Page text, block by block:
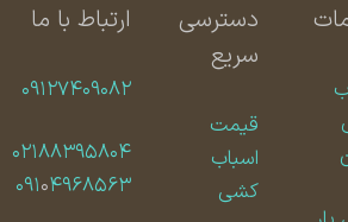
دسترسی
سریع
قیمت
اسباب
کشی
ارتباط با ما
۰۹۱۲۷۴۰۹۰۸۲
۰۲۱۸۸۳۹۵۸۰۴
۰۹۱۰۴۹۶۸۵۶۳